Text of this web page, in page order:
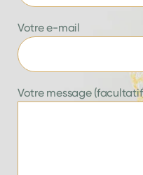
Votre e-mail
Votre message